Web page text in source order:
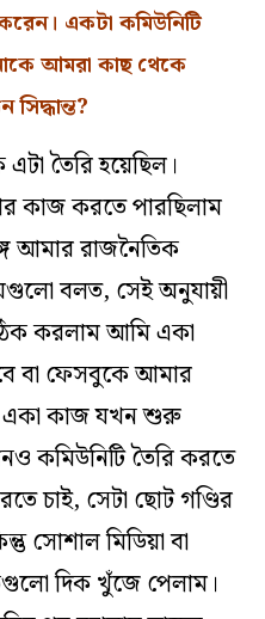
একটা কমিউনিটি
আমরা কাছ থেকে
তৈরি হয়েছিল।
কাজ করতে পারছিলাম
আমার রাজনৈতিক
বলত, সেই অনুযায়ী
করলাম আমি একা
বা ফেসবুকে আমার
একা কাজ যখন শুরু
কমিউনিটি তৈরি করতে
চাই, সেটা ছোট গণ্ডির
সোশাল মিডিয়া বা
দিক খুঁজে পেলাম।